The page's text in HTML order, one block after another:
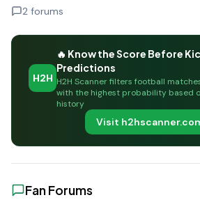
2 forums
H2H
🔥 Know the Score Before
Predictions
H2H Scanner filters football
with the highest probability based
history
Visit
Fan Forums